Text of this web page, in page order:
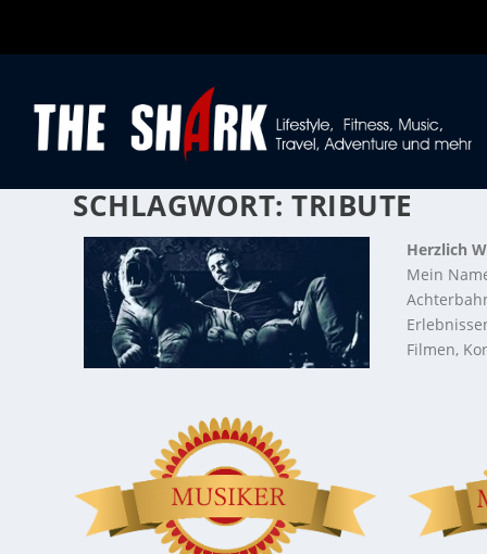
SCHLAGWORT:TRIBUTE
Herzlich
Mein
Filmen,